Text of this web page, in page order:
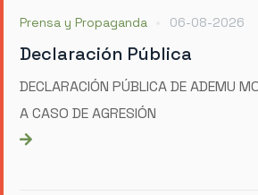
Prensa y Propaganda 06-08-2026
Declaración Pública
DECLARACIÓN PÚBLICA DE ADEMU
A CASO DE AGRESIÓN